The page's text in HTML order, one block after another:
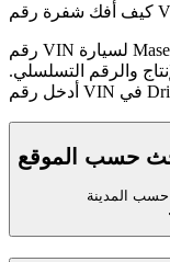
رقم VIN لسيارة Maserati يحتوي على 17 حرفاً تحدد بلد التصنيع
والرقم التسلسلي.
حسب المدينة